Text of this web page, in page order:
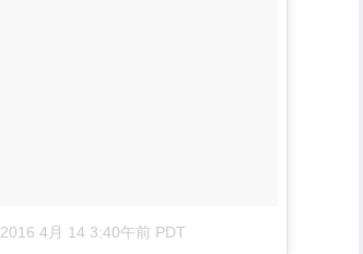
2016 4月 14 3:40午前 PDT